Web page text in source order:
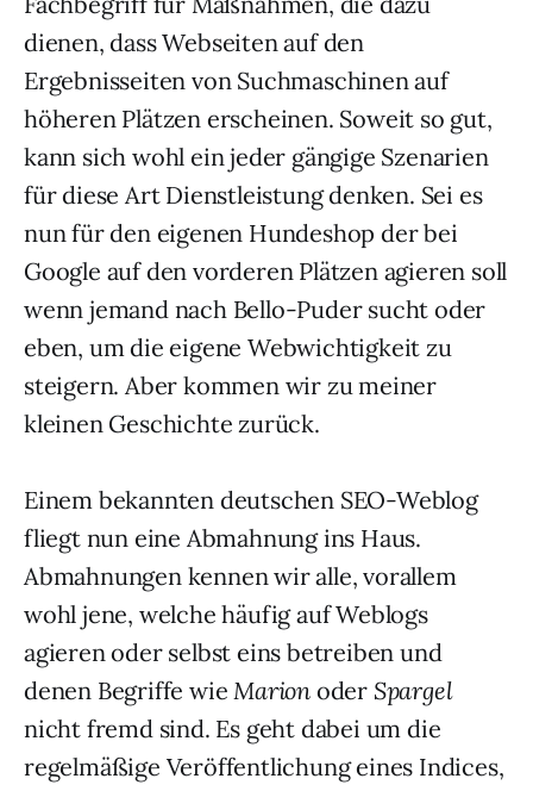
dienen, dass Webseiten auf den
Ergebnisseiten von Suchmaschinen auf
höheren Plätzen erscheinen. Soweit so gut,
kann sich wohl ein jeder gängige Szenarien
für diese Art Dienstleistung denken. Sei es
nun für den eigenen Hundeshop der bei
Google auf den vorderen Plätzen agieren soll
wenn jemand nach Bello-Puder sucht oder
eben, um die eigene Webwichtigkeit zu
steigern. Aber kommen wir zu meiner
kleinen Geschichte zurück.
Einem bekannten deutschen SEO-Weblog
fliegt nun eine Abmahnung ins Haus.
Abmahnungen kennen wir alle, vorallem
wohl jene, welche häufig auf Weblogs
agieren oder selbst eins betreiben und
denen Begriffe wieMarion oder Spargel
nicht fremd sind. Es geht dabei um die
regelmäßige Veröffentlichung eines Indices,